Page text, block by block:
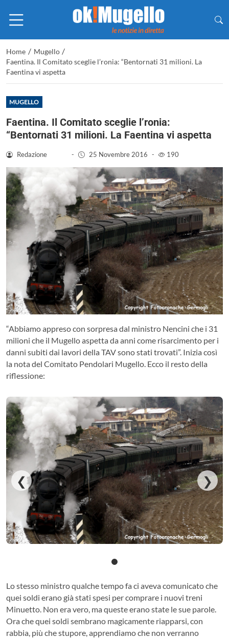
Home / Mugello /
Faentina. Il Comitato sceglie l’ronia: “Bentornati 31 milioni. La
Faentina vi aspetta
MUGELLO
Faentina. Il Comitato sceglie l’ronia:
“Bentornati 31 milioni. La Faentina vi aspetta
Redazione - 25 Novembre 2016 - 190
“Abbiamo appreso con sorpresa dal ministro Nencini che i 31
milioni che il Mugello aspetta da anni come risarcimento per i
danni subiti dai lavori della TAV sono stati trovati”. Inizia così
la nota del Comitato Pendolari Mugello. Ecco il resto della
riflessione:
❮ ❯
Lo stesso ministro qualche tempo fa ci aveva comunicato che
quei soldi erano già stati spesi per comprare i nuovi treni
Minuetto. Non era vero, ma queste erano state le sue parole.
Ora che quei soldi sembrano magicamente riapparsi, con
rabbia, più che stupore, apprendiamo che non verranno